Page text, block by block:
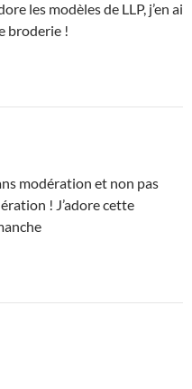
les modèles de LLP, j’en ai
broderie !
modération et non pas
! J’adore cette